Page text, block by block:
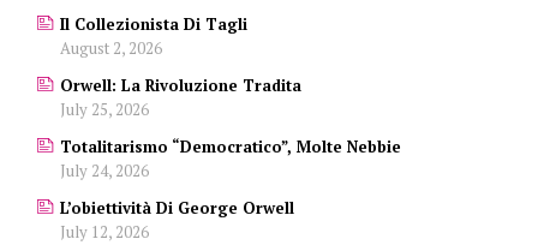
Il Collezionista Di Tagli
August 2, 2026
Orwell: La Rivoluzione Tradita
July 25, 2026
Totalitarismo “democratico”, Molte Nebbie
July 24, 2026
L’obiettività Di George Orwell
July 12, 2026